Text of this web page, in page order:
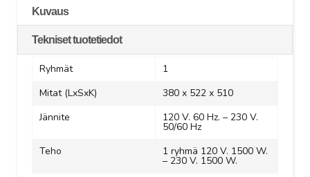
Kuvaus
Tekniset tuotetiedot
Ryhmät
1
Mitat (LxSxK)
380 x 522 x 510
Jännite
120 V. 60 Hz. – 230 V.
50/60 Hz
Teho
1 ryhmä 120 V. 1500 W.
– 230 V. 1500 W.